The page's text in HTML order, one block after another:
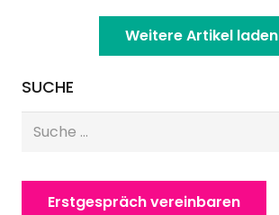
Weitere Artikel laden
SUCHE
Suche
Erstgespräch vereinbaren